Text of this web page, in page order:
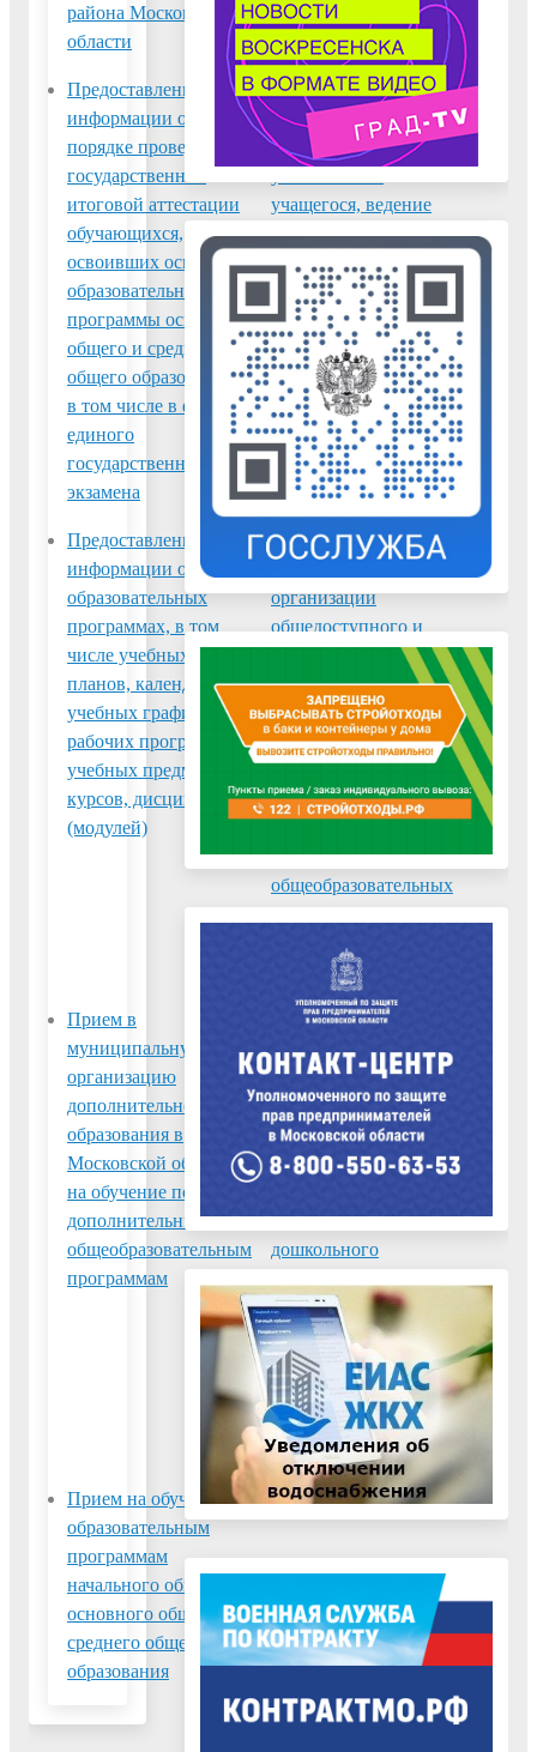
района Московской
области
Предоставление
информации о
порядке проведения
государственной
итоговой аттестации
обучающихся,
освоивших основные
образовательные
программы основного
общего и среднего
общего образования,
в том числе в форме
единого
государственного
экзамена
Предоставление
информации о
текущей
учащегося, ведение
электронного
дневника и
электронного
журнала
успеваемости
Предоставление
информации об
образовательных
программах, в том
числе учебных
планов, календарных
учебных графиков,
рабочих программ
учебных предметов,
курсов, дисциплин
(модулей)
Предоставление
организации
общедоступного и
дошкольного,
начального общего,
основного общего,
среднего общего
образования, а также
образования в
общеобразовательных
организациях,
территории МО
Прием в
муниципальную
организацию
дополнительного
образования в
Московской области
на обучение по
дополнительным
общеобразовательным
программам
Прием заявлений,
постановка на учет и
зачисление детей в
образовательные
организации,
реализующие
программу
дошкольного
расположенные на
территории
Воскресенского
муниципального
района Московской
области
Прием на обучение по
образовательным
программам
начального общего,
основного общего и
среднего общего
образования